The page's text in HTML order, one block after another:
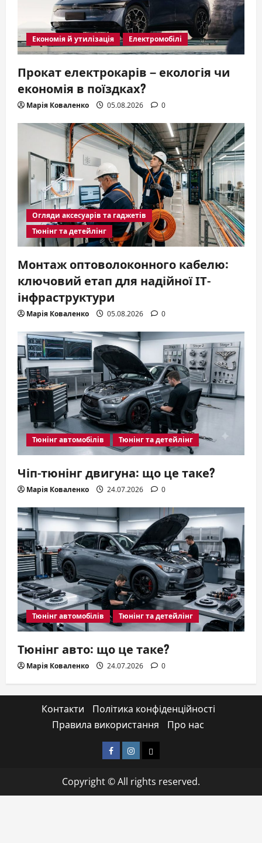
Економія й утилізація Електромобілі
Прокат електрокарів – екологія чи
економія в поїздках?
Марія Коваленко 05.08.2026 0
Огляди аксесуарів та гаджетів
Тюнінг та детейлінг
Монтаж оптоволоконного кабелю:
ключовий етап для надійної ІТ-
інфраструктури
Марія Коваленко 05.08.2026 0
Тюнінг автомобілів Тюнінг та детейлінг
Чіп-тюнінг двигуна: що це таке?
Марія Коваленко 24.07.2026 0
Тюнінг автомобілів Тюнінг та детейлінг
Тюнінг авто: що це таке?
Марія Коваленко 24.07.2026 0
Контакти
Політика конфіденційності
Правила використання
Про нас
FacebookInstagram
Email
Copyright © All rights reserved.